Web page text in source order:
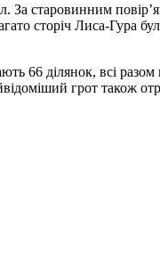
За старовинним
сторіч Лиса-Гура
66 ділянок, всі
грот також